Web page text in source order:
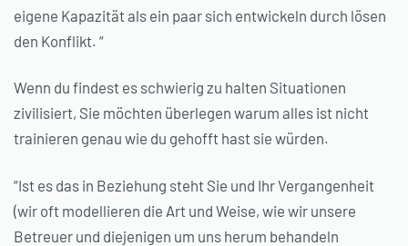
eigene Kapazität als ein paar sich entwickeln durch lösen
den Konflikt. “
Wenn du findest es schwierig zu halten Situationen
zivilisiert, Sie möchten überlegen warum alles ist nicht
trainieren genau wie du gehofft hast sie würden.
“Ist es das in Beziehung steht Sie und Ihr Vergangenheit
(wir oft modellieren die Art und Weise, wie wir unsere
Betreuer und diejenigen um uns herum behandeln